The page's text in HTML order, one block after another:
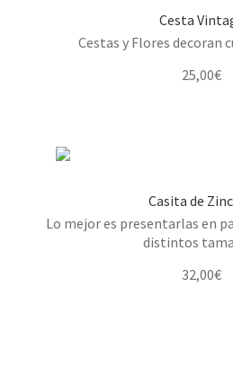
Cesta
Cestas y Flores decoran
25,00€
Casita de Zinc
Lo mejor es presentarlas en
distintos
32,00€